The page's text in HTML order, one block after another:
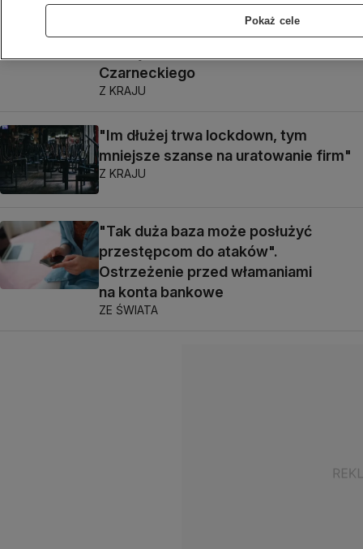
Z KRAJU
Czarneckiego
Z KRAJU
"Im dłużej trwa lockdown, tym
mniejsze szanse na uratowanie firm"
Z KRAJU
"Tak duża baza może posłużyć
przestępcom do ataków".
Ostrzeżenie przed włamaniami
na konta bankowe
ZE ŚWIATA
Pokaż cele